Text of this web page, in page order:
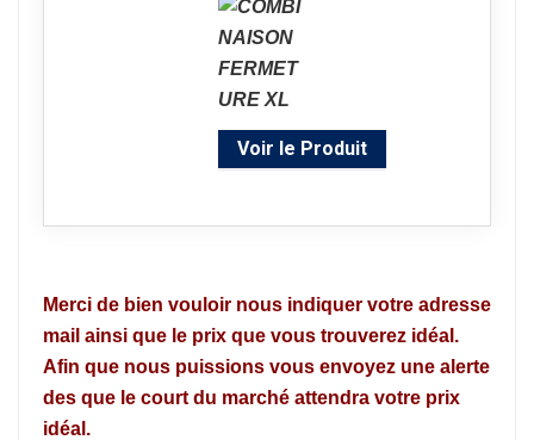
Voir le Produit
Merci de bien vouloir nous indiquer votre adresse
mail ainsi que le prix que vous trouverez idéal.
Afin que nous puissions vous envoyez une alerte
des que le court du marché attendra votre prix
idéal.